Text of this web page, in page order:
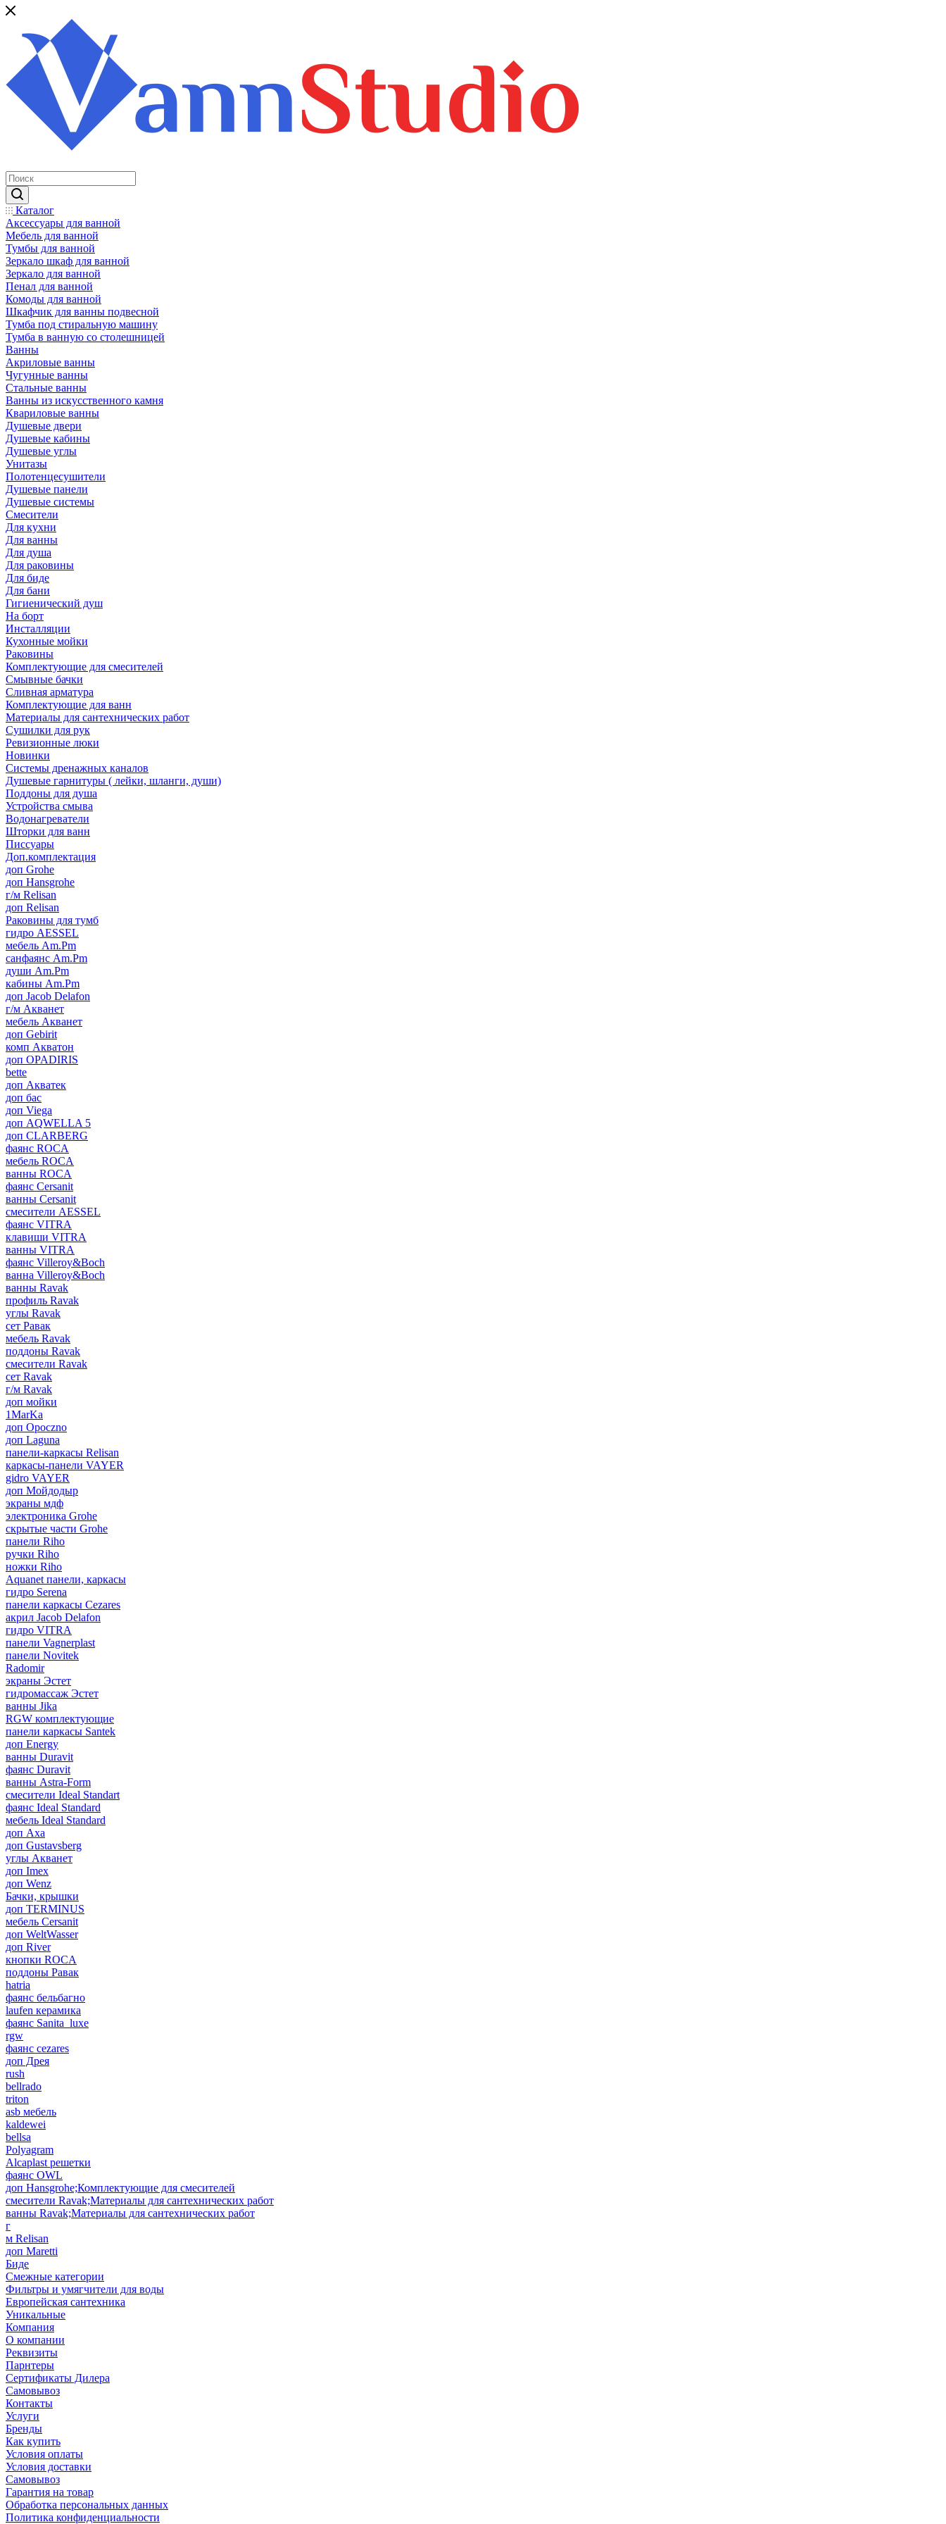
Каталог
Аксессуары для ванной
Мебель для ванной
Тумбы для ванной
Зеркало шкаф для ванной
Зеркало для ванной
Пенал для ванной
Комоды для ванной
Шкафчик для ванны подвесной
Тумба под стиральную машину
Тумба в ванную со столешницей
Ванны
Акриловые ванны
Чугунные ванны
Стальные ванны
Ванны из искусственного камня
Квариловые ванны
Душевые двери
Душевые кабины
Душевые углы
Унитазы
Полотенцесушители
Душевые панели
Душевые системы
Смесители
Для кухни
Для ванны
Для душа
Для раковины
Для биде
Для бани
Гигиенический душ
На борт
Инсталляции
Кухонные мойки
Раковины
Комплектующие для смесителей
Смывные бачки
Сливная арматура
Комплектующие для ванн
Материалы для сантехнических работ
Сушилки для рук
Ревизионные люки
Новинки
Системы дренажных каналов
Душевые гарнитуры ( лейки, шланги, души)
Поддоны для душа
Устройства смыва
Водонагреватели
Шторки для ванн
Писсуары
Доп.комплектация
доп Grohe
доп Hansgrohe
г/м Relisan
доп Relisan
Раковины для тумб
гидро AESSEL
мебель Am.Pm
санфаянс Am.Pm
души Am.Pm
кабины Am.Pm
доп Jacob Delafon
г/м Акванет
мебель Акванет
доп Gebirit
комп Акватон
доп OPADIRIS
bette
доп Акватек
доп бас
доп Viega
доп AQWELLA 5
доп CLARBERG
фаянс ROCA
мебель ROCA
ванны ROCA
фаянс Cersanit
ванны Cersanit
смесители AESSEL
фаянс VITRA
клавиши VITRA
ванны VITRA
фаянс Villeroy&Boch
ванна Villeroy&Boch
ванны Ravak
профиль Ravak
углы Ravak
сет Равак
мебель Ravak
поддоны Ravak
смесители Ravak
сет Ravak
г/м Ravak
доп мойки
1MarKa
доп Opoczno
доп Laguna
панели-каркасы Relisan
каркасы-панели VAYER
gidro VAYER
доп Мойдодыр
экраны мдф
электроника Grohe
скрытые части Grohe
панели Riho
ручки Riho
ножки Riho
Aquanet панели, каркасы
гидро Serena
панели каркасы Cezares
акрил Jacob Delafon
гидро VITRA
панели Vagnerplast
панели Novitek
Radomir
экраны Эстет
гидромассаж Эстет
ванны Jika
RGW комплектующие
панели каркасы Santek
доп Energy
ванны Duravit
фаянс Duravit
ванны Astra-Form
смесители Ideal Standart
фаянс Ideal Standard
мебель Ideal Standard
доп Axa
доп Gustavsberg
углы Акванет
доп Imex
доп Wenz
Бачки, крышки
доп TERMINUS
мебель Cersanit
доп WeltWasser
доп River
кнопки ROCA
поддоны Равак
hatria
фаянс бельбагно
laufen керамика
фаянс Sanita_luxe
rgw
фаянс cezares
доп Дрея
rush
bellrado
triton
asb мебель
kaldewei
bellsa
Polyagram
Alcaplast решетки
фаянс OWL
доп Hansgrohe;Комплектующие для смесителей
смесители Ravak;Материалы для сантехнических работ
ванны Ravak;Материалы для сантехнических работ
г
м Relisan
доп Maretti
Биде
Смежные категории
Фильтры и умягчители для воды
Европейская сантехника
Уникальные
Компания
О компании
Реквизиты
Парнтеры
Сертификаты Дилера
Самовывоз
Контакты
Услуги
Бренды
Как купить
Условия оплаты
Условия доставки
Самовывоз
Гарантия на товар
Обработка персональных данных
Политика конфиденциальности